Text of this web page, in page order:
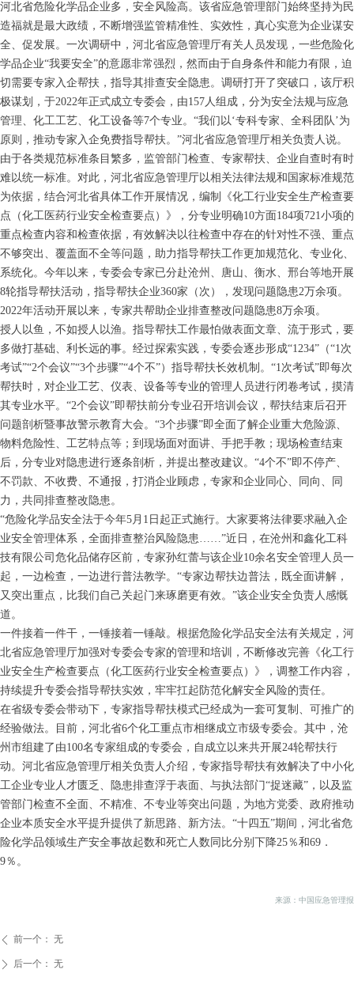
河北省危险化学品企业多，安全风险高。该省应急管理部门始终坚持为民
造福就是最大政绩，不断增强监管精准性、实效性，真心实意为企业谋安
全、促发展。一次调研中，河北省应急管理厅有关人员发现，一些危险化
学品企业“我要安全”的意愿非常强烈，然而由于自身条件和能力有限，迫
切需要专家入企帮扶，指导其排查安全隐患。调研打开了突破口，该厅积
极谋划，于2022年正式成立专委会，由157人组成，分为安全法规与应急
管理、化工工艺、化工设备等7个专业。“我们以‘专科专家、全科团队’为
原则，推动专家入企免费指导帮扶。”河北省应急管理厅相关负责人说。
由于各类规范标准条目繁多，监管部门检查、专家帮扶、企业自查时有时
难以统一标准。对此，河北省应急管理厅以相关法律法规和国家标准规范
为依据，结合河北省具体工作开展情况，编制《化工行业安全生产检查要
点（化工医药行业安全检查要点）》，分专业明确10方面184项721小项的
重点检查内容和检查依据，有效解决以往检查中存在的针对性不强、重点
不够突出、覆盖面不全等问题，助力指导帮扶工作更加规范化、专业化、
系统化。今年以来，专委会专家已分赴沧州、唐山、衡水、邢台等地开展
8轮指导帮扶活动，指导帮扶企业360家（次），发现问题隐患2万余项。
2022年活动开展以来，专家共帮助企业排查整改问题隐患8万余项。
授人以鱼，不如授人以渔。指导帮扶工作最怕做表面文章、流于形式，要
多做打基础、利长远的事。经过探索实践，专委会逐步形成“1234”（“1次
考试”“2个会议”“3个步骤”“4个不”）指导帮扶长效机制。“1次考试”即每次
帮扶时，对企业工艺、仪表、设备等专业的管理人员进行闭卷考试，摸清
其专业水平。“2个会议”即帮扶前分专业召开培训会议，帮扶结束后召开
问题剖析暨事故警示教育大会。“3个步骤”即全面了解企业重大危险源、
物料危险性、工艺特点等；到现场面对面讲、手把手教；现场检查结束
后，分专业对隐患进行逐条剖析，并提出整改建议。“4个不”即不停产、
不罚款、不收费、不通报，打消企业顾虑，专家和企业同心、同向、同
力，共同排查整改隐患。
“危险化学品安全法于今年5月1日起正式施行。大家要将法律要求融入企
业安全管理体系，全面排查整治风险隐患……”近日，在沧州和鑫化工科
技有限公司危化品储存区前，专家孙红蕾与该企业10余名安全管理人员一
起，一边检查，一边进行普法教学。“专家边帮扶边普法，既全面讲解，
又突出重点，比我们自己关起门来琢磨更有效。”该企业安全负责人感慨
道。
一件接着一件干，一锤接着一锤敲。根据危险化学品安全法有关规定，河
北省应急管理厅加强对专委会专家的管理和培训，不断修改完善《化工行
业安全生产检查要点（化工医药行业安全检查要点）》，调整工作内容，
持续提升专委会指导帮扶实效，牢牢扛起防范化解安全风险的责任。
在省级专委会带动下，专家指导帮扶模式已经成为一套可复制、可推广的
经验做法。目前，河北省6个化工重点市相继成立市级专委会。其中，沧
州市组建了由100名专家组成的专委会，自成立以来共开展24轮帮扶行
动。河北省应急管理厅相关负责人介绍，专家指导帮扶有效解决了中小化
工企业专业人才匮乏、隐患排查浮于表面、与执法部门“捉迷藏”，以及监
管部门检查不全面、不精准、不专业等突出问题，为地方党委、政府推动
企业本质安全水平提升提供了新思路、新方法。“十四五”期间，河北省危
险化学品领域生产安全事故起数和死亡人数同比分别下降25％和69．
9％。
来源：中国应急管理报
ꄴ 前一个： 无
ꄲ 后一个： 无